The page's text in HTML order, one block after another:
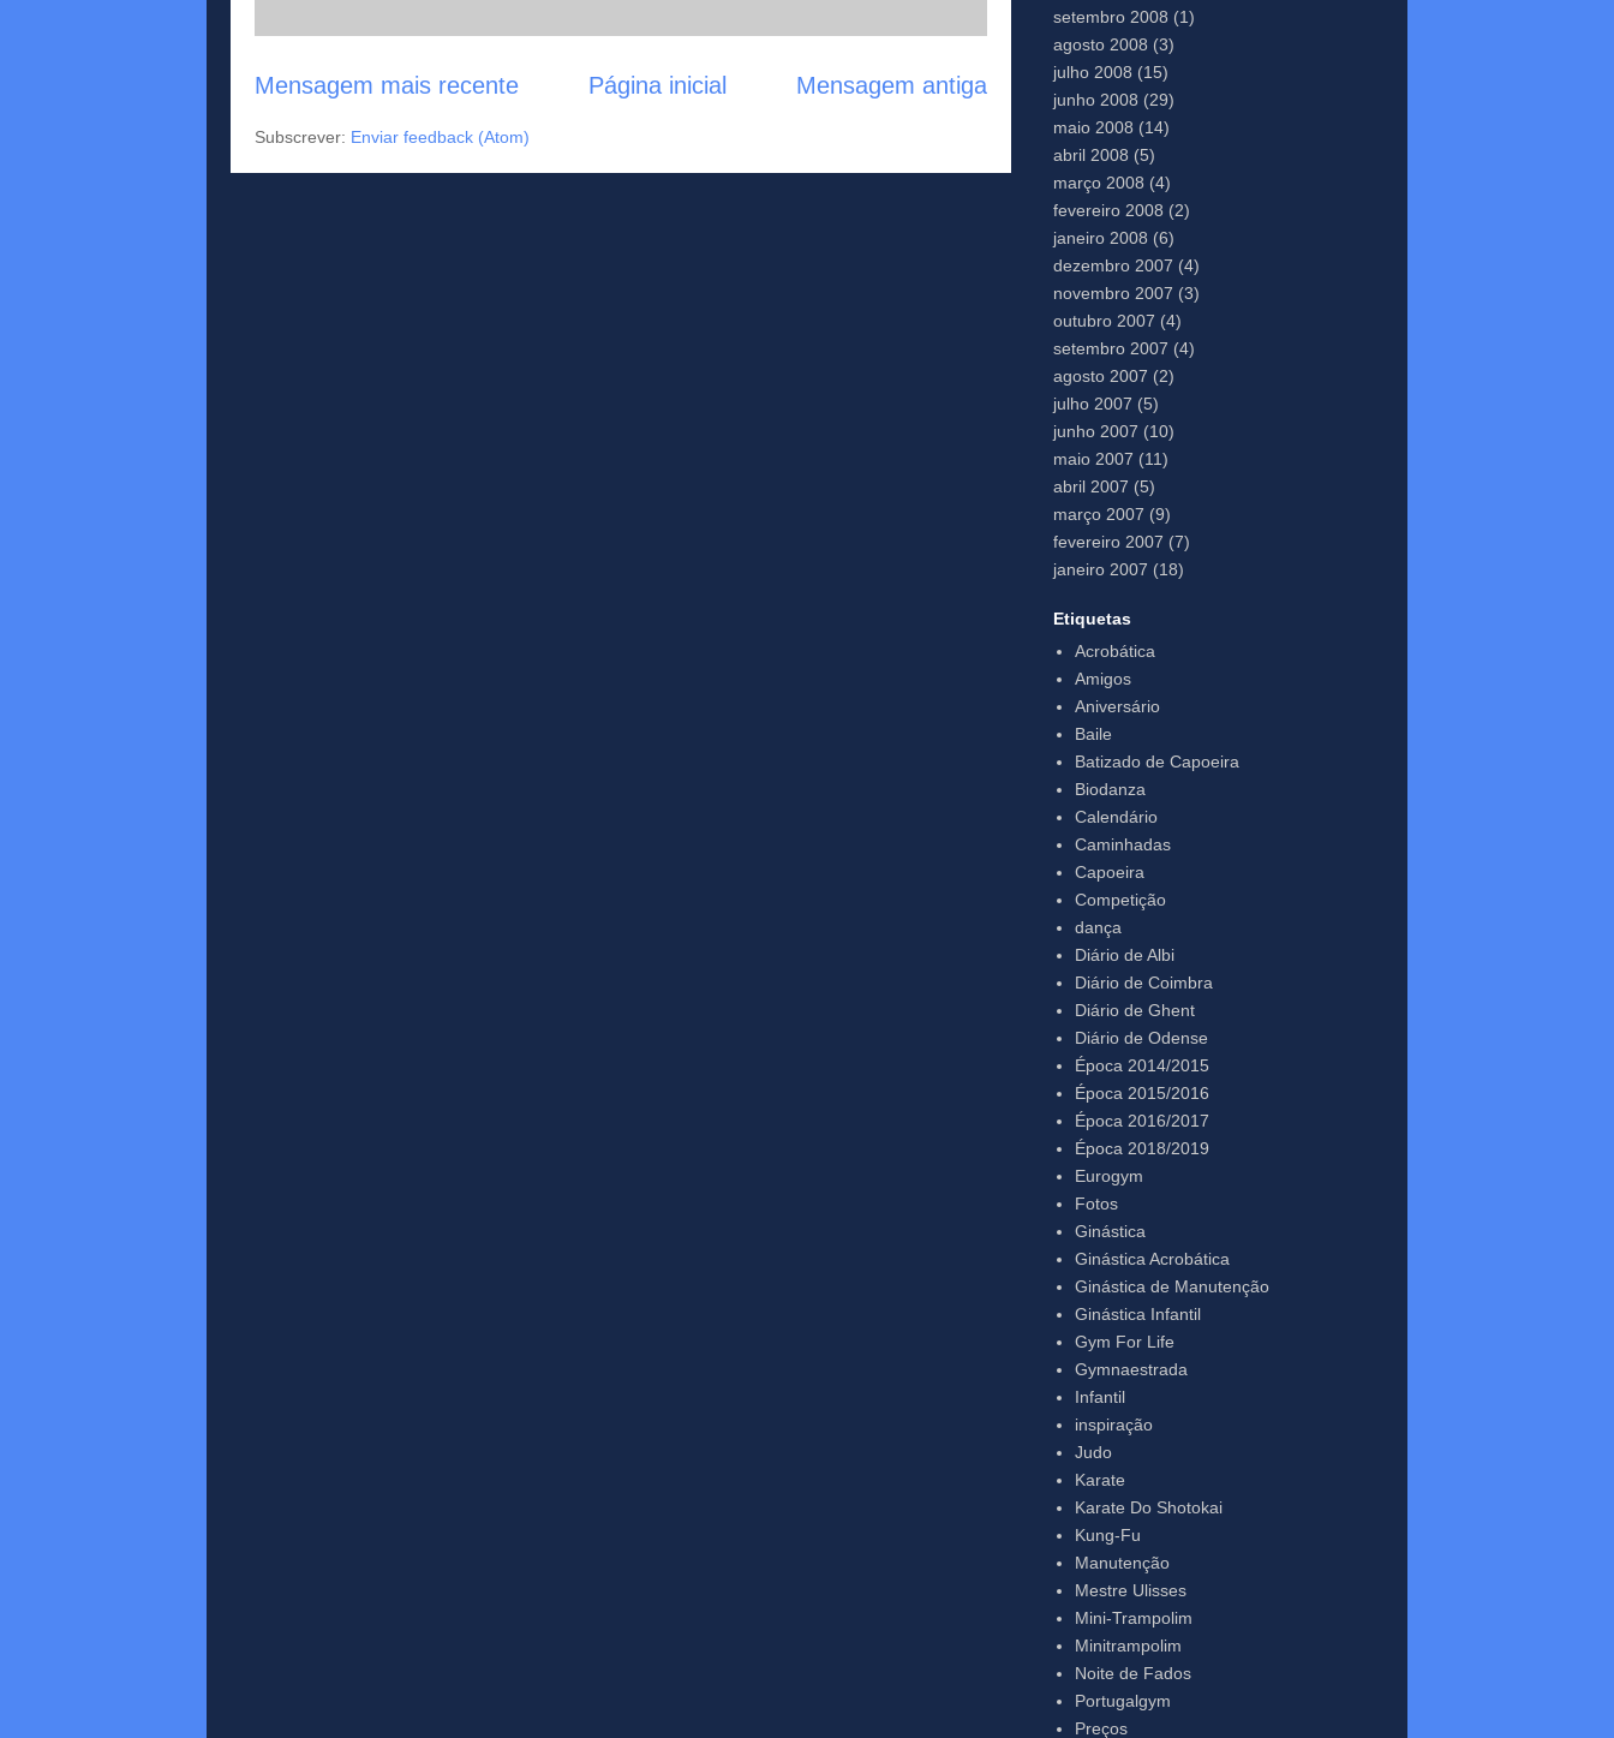
Mensagem mais recente Mensagem antiga
Página inicial
Subscrever: Enviar feedback (Atom)
setembro 2008 (1)
agosto 2008 (3)
julho 2008 (15)
junho 2008 (29)
maio 2008 (14)
abril 2008 (5)
março 2008 (4)
fevereiro 2008 (2)
janeiro 2008 (6)
dezembro 2007 (4)
novembro 2007 (3)
outubro 2007 (4)
setembro 2007 (4)
agosto 2007 (2)
julho 2007 (5)
junho 2007 (10)
maio 2007 (11)
abril 2007 (5)
março 2007 (9)
fevereiro 2007 (7)
janeiro 2007 (18)
Etiquetas
Acrobática
Amigos
Aniversário
Baile
Batizado de Capoeira
Biodanza
Calendário
Caminhadas
Capoeira
Competição
dança
Diário de Albi
Diário de Coimbra
Diário de Ghent
Diário de Odense
Época 2014/2015
Época 2015/2016
Época 2016/2017
Época 2018/2019
Eurogym
Fotos
Ginástica
Ginástica Acrobática
Ginástica de Manutenção
Ginástica Infantil
Gym For Life
Gymnaestrada
Infantil
inspiração
Judo
Karate
Karate Do Shotokai
Kung-Fu
Manutenção
Mestre Ulisses
Mini-Trampolim
Minitrampolim
Noite de Fados
Portugalgym
Preços